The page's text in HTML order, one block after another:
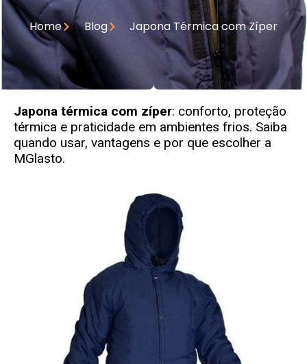
Home Blog Japona Térmica com Zíper
Japona térmica com zíper: conforto, proteção
térmica e praticidade em ambientes frios. Saiba
quando usar, vantagens e por que escolher a
MGlasto.